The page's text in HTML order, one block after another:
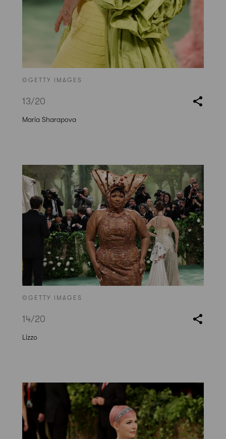
©GETTY IMAGES
13/20
Maria Sharapova
©GETTY IMAGES
14/20
Lizzo